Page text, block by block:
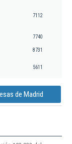
7112
7740
8731
5611
de Madrid